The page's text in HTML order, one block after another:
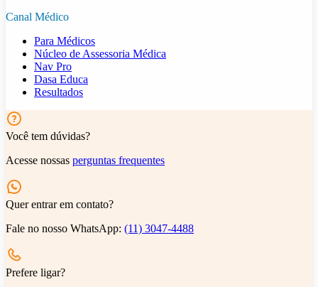
Canal Médico
Para Médicos
Núcleo de Assessoria Médica
Nav Pro
Dasa Educa
Resultados
Você tem dúvidas?
Acesse nossas perguntas frequentes
Quer entrar em contato?
Fale no nosso WhatsApp: (11) 3047-4488
Prefere ligar?